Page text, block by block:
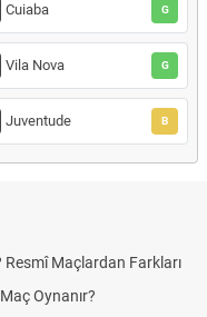
Cuiaba G
Vila Nova G
Juventude B
Resmî Maçlardan Farkları
Oynanır?